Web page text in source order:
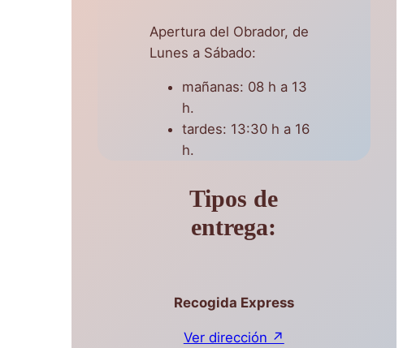
Apertura del Obrador, de
Lunes a Sábado:
mañanas: 08 h a 13
h.
tardes: 13:30 h a 16
h.
Tipos de
entrega:
Recogida Express
Ver dirección ↗